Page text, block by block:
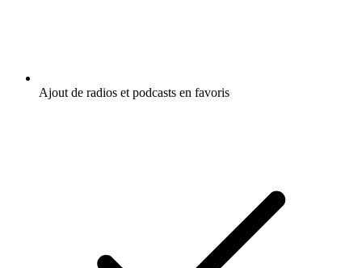
Ajout de radios et podcasts en favoris